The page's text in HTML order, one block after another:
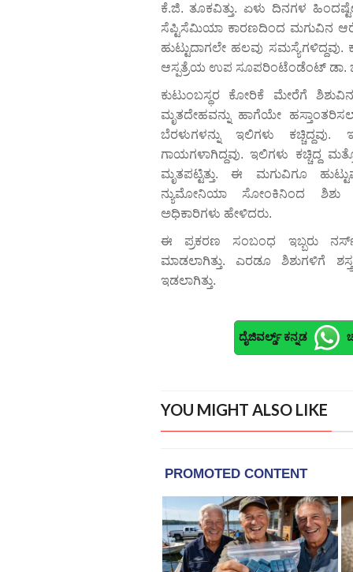
ಕೆ.ಜಿ. ತೂಕವಿತ್ತು. ಏಳು ದಿನಗಳ ಹಿಂದಷ್ಟೇ
ಸೆಪ್ಟಿಸೆಮಿಯಾ ಕಾರಣದಿಂದ ಮಗುವಿನ
ಹುಟ್ಟುದಾಗಲೇ ಹಲವು
ಆಸ್ಪತ್ರೆಯ ಉಪ ಸೂಪರಿಂಟೆಂಡೆಂಟ್‌ ಡಾ.
ಕುಟುಂಬಸ್ಥರ ಕೋರಿಕೆ ಮೇರೆಗೆ
ಮೃತದೇಹವನ್ನು ಹಾಗೆಯೇ
ಬೆರಳುಗಳನ್ನು ಇಲಿಗಳು ಕಚ್ಚಿದ್ದವು.
ಗಾಯಗಳಾಗಿದ್ದವು. ಇಲಿಗಳು ಕಚ್ಚಿದ್ದ
ಮೃತಪಟ್ಟಿತ್ತು. ಈ ಮಗುವಿಗೂ
ನ್ಯುಮೋನಿಯಾ ಸೋಂಕಿನಿಂದ ಶಿಶು
ಅಧಿಕಾರಿಗಳು ಹೇಳಿದರು.
ಈ ಪ್ರಕರಣ ಸಂಬಂಧ ಇಬ್ಬರು
ಮಾಡಲಾಗಿತ್ತು. ಎರಡೂ ಶಿಶುಗಳಿಗೆ
ಇಡಲಾಗಿತ್ತು.
ದೈಜಿವರ್ಲ್ಡ್ ಕನ್ನಡ
YOU MIGHT ALSO LIKE